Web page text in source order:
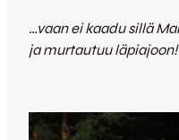
…vaan ei kaadu sillä
ja murtautuu läpiajoon!